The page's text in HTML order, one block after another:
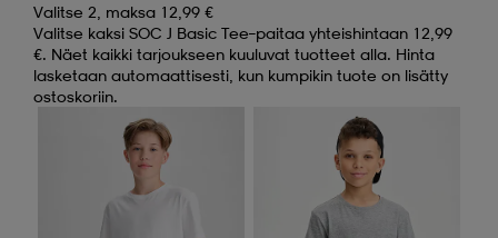
Valitse 2, maksa 12,99 €
Valitse kaksi SOC J Basic Tee–paitaa yhteishintaan 12,99
€. Näet kaikki tarjoukseen kuuluvat tuotteet alla. Hinta
lasketaan automaattisesti, kun kumpikin tuote on lisätty
ostoskoriin.
Valitse 2, maksa 12,99 € Valitse 2, maksa 12,99 €